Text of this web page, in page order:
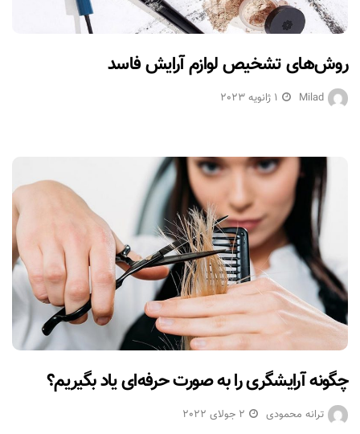
روش‌های تشخیص لوازم آرایش فاسد
Milad 1 ژانویه 2023
چگونه آرایشگری را به صورت حرفه‌ای یاد بگیریم؟
ترانه محمودی 2 جولای 2022